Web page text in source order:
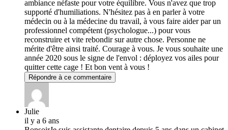
ambiance néfaste pour votre équilibre. Vous n'avez que trop
supporté d'humiliations. N'hésitez pas à en parler à votre
médecin ou à la médecine du travail, à vous faire aider par un
professionnel compétent (psychologue...) pour vous
reconstruire et vite rebondir sur autre chose. Personne ne
mérite d'être ainsi traité. Courage à vous. Je vous souhaite une
année 2020 sous le signe de l'envol : déployez vos ailes pour
quitter cette cage ! Et bon vent à vous !
Répondre à ce commentaire
Julie
il y a 6 ans